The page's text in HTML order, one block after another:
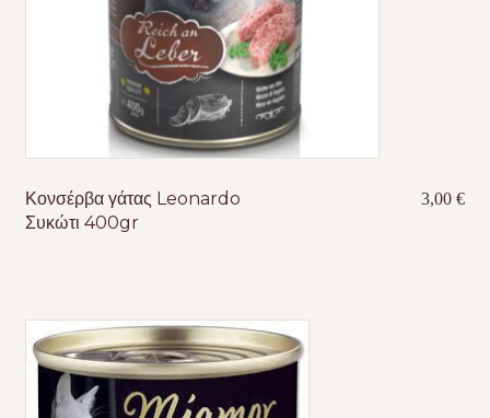
Κονσέρβα γάτας Leonardo
Συκώτι 400gr
3,00€